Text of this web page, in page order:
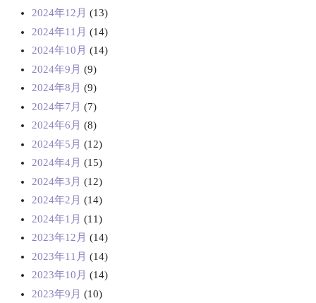
2024年12月 (13)
2024年11月 (14)
2024年10月 (14)
2024年9月 (9)
2024年8月 (9)
2024年7月 (7)
2024年6月 (8)
2024年5月 (12)
2024年4月 (15)
2024年3月 (12)
2024年2月 (14)
2024年1月 (11)
2023年12月 (14)
2023年11月 (14)
2023年10月 (14)
2023年9月 (10)